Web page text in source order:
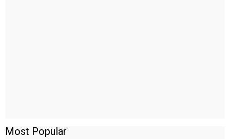
Most Popular